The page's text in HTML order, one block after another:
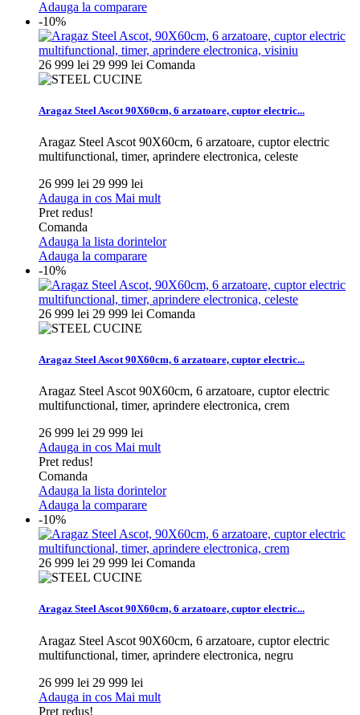
Adauga la comparare
-10%
26 999 lei 29 999 lei Comanda
Aragaz Steel Ascot 90X60cm, 6 arzatoare, cuptor electric...
Aragaz Steel Ascot 90X60cm, 6 arzatoare, cuptor electric
multifunctional, timer, aprindere electronica, celeste
26 999 lei 29 999 lei
Adauga in cos Mai mult
Pret redus!
Comanda
Adauga la lista dorintelor
Adauga la comparare
-10%
26 999 lei 29 999 lei Comanda
Aragaz Steel Ascot 90X60cm, 6 arzatoare, cuptor electric...
Aragaz Steel Ascot 90X60cm, 6 arzatoare, cuptor electric
multifunctional, timer, aprindere electronica, crem
26 999 lei 29 999 lei
Adauga in cos Mai mult
Pret redus!
Comanda
Adauga la lista dorintelor
Adauga la comparare
-10%
26 999 lei 29 999 lei Comanda
Aragaz Steel Ascot 90X60cm, 6 arzatoare, cuptor electric...
Aragaz Steel Ascot 90X60cm, 6 arzatoare, cuptor electric
multifunctional, timer, aprindere electronica, negru
26 999 lei 29 999 lei
Adauga in cos Mai mult
Pret redus!